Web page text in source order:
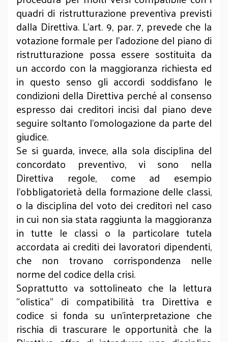
quadri di ristrutturazione preventiva previsti
dalla Direttiva. L’art. 9, par. 7, prevede che la
votazione formale per l’adozione del piano di
ristrutturazione possa essere sostituita da
un accordo con la maggioranza richiesta ed
in questo senso gli accordi soddisfano le
condizioni della Direttiva perché al consenso
espresso dai creditori incisi dal piano deve
seguire soltanto l’omologazione da parte del
giudice.
Se si guarda, invece, alla sola disciplina del
concordato preventivo, vi sono nella
Direttiva regole, come ad esempio
l’obbligatorietà della formazione delle classi,
o la disciplina del voto dei creditori nel caso
in cui non sia stata raggiunta la maggioranza
in tutte le classi o la particolare tutela
accordata ai crediti dei lavoratori dipendenti,
che non trovano corrispondenza nelle
norme del codice della crisi.
Soprattutto va sottolineato che la lettura
“olistica” di compatibilità tra Direttiva e
codice si fonda su un’interpretazione che
rischia di trascurare le opportunità che la